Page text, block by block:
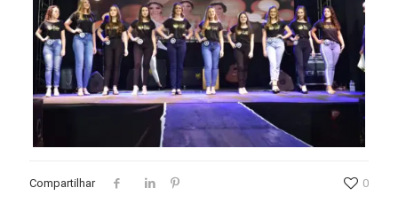
Compartilhar 0